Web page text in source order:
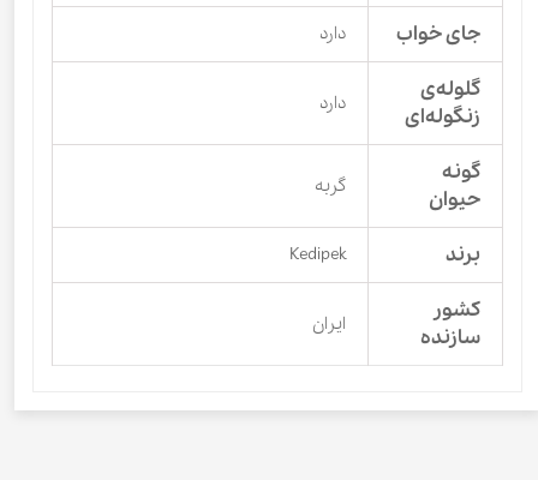
جای خواب دارد
گلوله‌ی
زنگوله‌ای
دارد
گونه
حیوان
گربه
برند Kedipek
کشور
سازنده
ایران